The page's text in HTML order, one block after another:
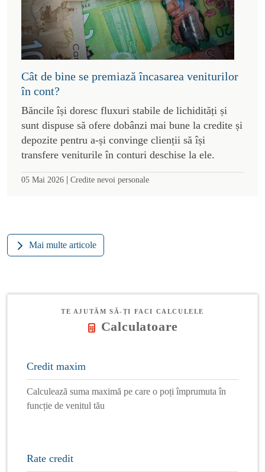
Cât de bine se premiază încasarea veniturilor
în cont?
Băncile își doresc fluxuri stabile de lichidități și
sunt dispuse să ofere dobânzi mai bune la credite și
depozite pentru a-și convinge clienții să își
transfere veniturile în conturi deschise la ele.
05 Mai 2026 | Credite nevoi personale
Mai multe articole
TE AJUTĂM SĂ-ȚI FACI CALCULELE
Calculatoare
Credit maxim
Calculează suma maximă pe care o poți împrumuta în
funcție de venitul tău
Rate credit